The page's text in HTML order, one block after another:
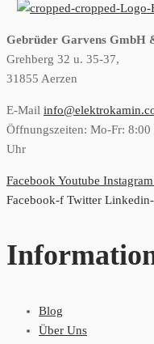
Gebrüder Garvens GmbH
Grehberg 32 u. 35-37,
31855 Aerzen
E-Mail
Öffnungszeiten: Mo-Fr:
Uhr
Facebook Youtube Instagram
Facebook-f Twitter
Blog
Über Uns